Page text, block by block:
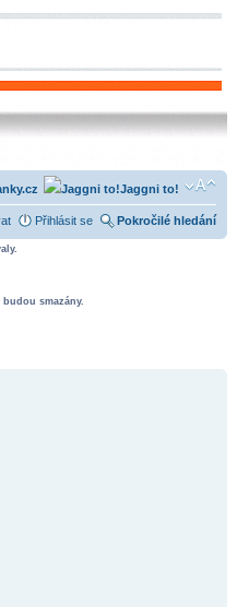
Jaggni to!
Přihlásit se Pokročilé hledání
smazány.